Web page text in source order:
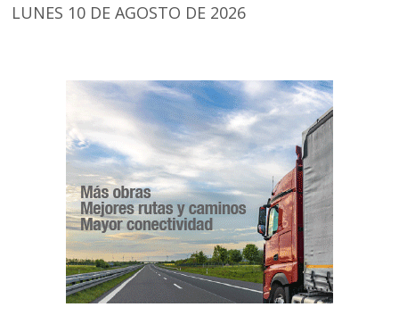
LUNES 10 DE AGOSTO DE 2026